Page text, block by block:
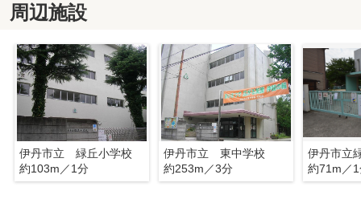
周辺施設
伊丹市立 緑丘小学校
約103m／1分
伊丹市立 東中学校
約253m／3分
伊丹市立
約71m／